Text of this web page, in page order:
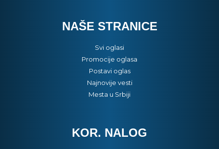
NAŠE STRANICE
Svi oglasi
Promocije oglasa
Postavi oglas
Najnovije vesti
Mesta u Srbiji
KOR. NALOG